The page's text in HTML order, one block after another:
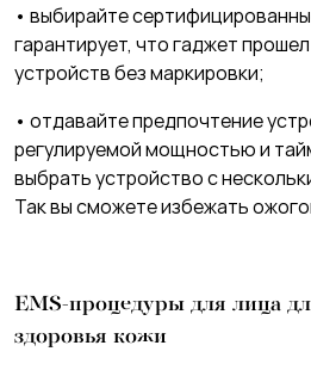
• выбирайте
гарантирует, что гаджет
устройств без маркировки;
• отдавайте предпочтение
регулируемой мощностью и
выбрать устройство с
Так вы сможете избежать
EMS-процедуры для лица
здоровья кожи